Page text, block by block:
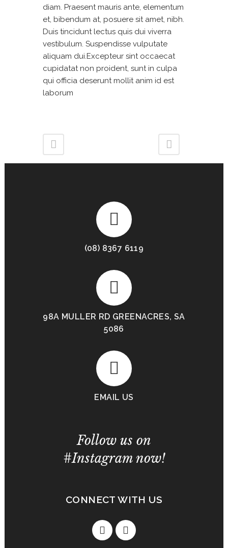
diam. Praesent mauris ante, elementum
et, bibendum at, posuere sit amet, nibh.
Duis tincidunt lectus quis dui viverra
vestibulum. Suspendisse vulputate
aliquam dui.Excepteur sint occaecat
cupidatat non proident, sunt in culpa
qui officia deserunt mollit anim id est
laborum
(08) 8367 6119
98A MULLER RD GREENACRES, SA
5086
EMAIL US
Follow us on
#Instagram now!
CONNECT WITH US